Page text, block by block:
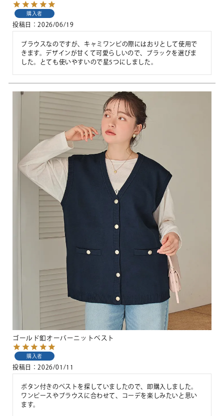
購入者
投稿日 2026/06/19
ブラウスなのですが、キャミワンピの際にはおりとして使用で
きます。デザインが甘くて可愛らしいので、ブラックを選びま
した。とても使いやすいので星5つにしました。
ゴールド釦オーバーニットベスト
購入者
投稿日 2026/01/11
ボタン付きのベストを探していましたので、即購入しました。
ワンピースやブラウスに合わせて、コーデを楽しみたいと思い
ます。